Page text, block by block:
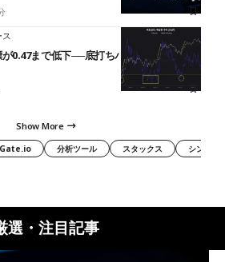
0.47まで低下──底打ちパターン示唆＝ア
Show More
Gate.io 分析ツール スタックス シンボル
選・注目記事